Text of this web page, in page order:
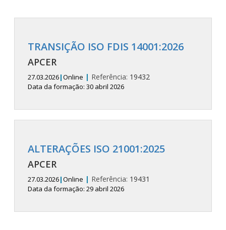
TRANSIÇÃO ISO FDIS 14001:2026
APCER
27.03.2026|Online | Referência: 19432
Data da formação: 30 abril 2026
ALTERAÇÕES ISO 21001:2025
APCER
27.03.2026|Online | Referência: 19431
Data da formação: 29 abril 2026